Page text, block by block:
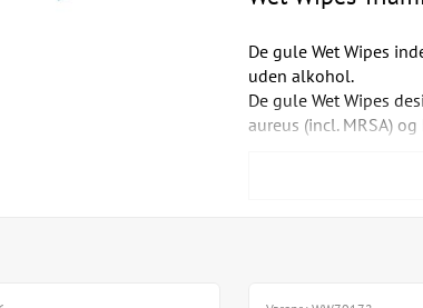
De gule Wet Wipes
uden alkohol.
De gule Wet Wipes
aureus (incl. MRSA)
De gule Wet Wipes